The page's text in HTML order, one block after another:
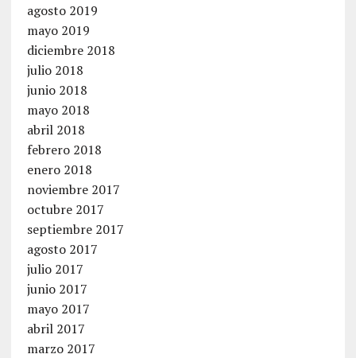
agosto 2019
mayo 2019
diciembre 2018
julio 2018
junio 2018
mayo 2018
abril 2018
febrero 2018
enero 2018
noviembre 2017
octubre 2017
septiembre 2017
agosto 2017
julio 2017
junio 2017
mayo 2017
abril 2017
marzo 2017